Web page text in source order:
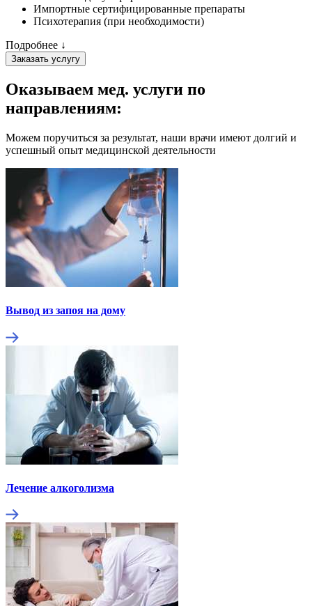
Импортные сертифицированные препараты
Психотерапия (при необходимости)
Подробнее ↓
Заказать услугу
Оказываем мед. услуги по
направлениям:
Можем поручиться за результат, наши врачи имеют долгий и
успешный опыт медицинской деятельности
Вывод из запоя на дому
Лечение алкоголизма